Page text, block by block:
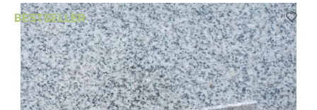
BESTSELLER